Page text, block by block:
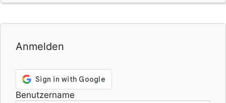
Anmelden
Benutzername